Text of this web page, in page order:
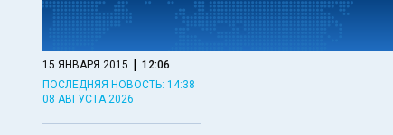
15 ЯНВАРЯ 2015 | 12:06
ПОСЛЕДНЯЯ НОВОСТЬ: 14:38
08 АВГУСТА 2026